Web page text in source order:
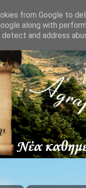
from Google to
along with
and address